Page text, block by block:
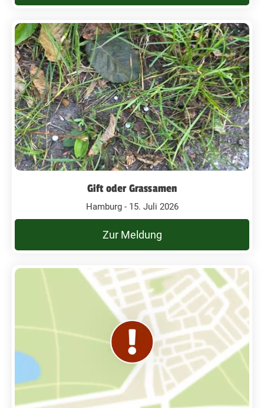
Gift oder Grassamen
Hamburg - 15. Juli 2026
Zur Meldung